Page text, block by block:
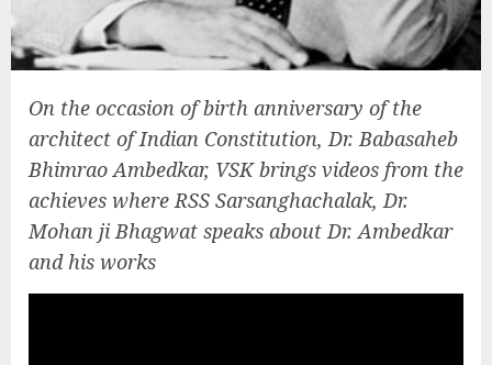
On the occasion of birth anniversary of the
architect of Indian Constitution, Dr. Babasaheb
Bhimrao Ambedkar, VSK brings videos from the
achieves where RSS Sarsanghachalak, Dr.
Mohan ji Bhagwat speaks about Dr. Ambedkar
and his works